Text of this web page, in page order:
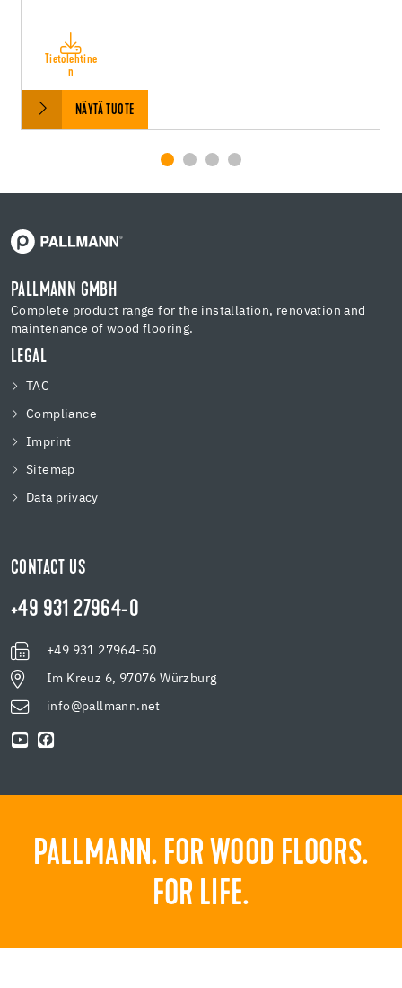
Tietolehtine
n
NÄYTÄ TUOTE
PALLMANN GMBH
Complete product range for the installation, renovation and
maintenance of wood flooring.
LEGAL
TAC
Compliance
Imprint
Sitemap
Data privacy
CONTACT US
+49 931 27964-0
+49 931 27964-50
Im Kreuz 6, 97076 Würzburg
info@pallmann.net
PALLMANN. FOR WOOD FLOORS.
FOR LIFE.